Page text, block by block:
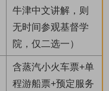
牛津中文讲解，则
无时间参观基督学
院，仅二选一）
含蒸汽小火车票+单
程游船票+预定服务